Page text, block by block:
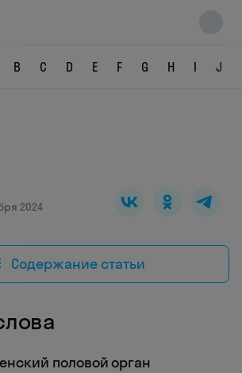
B C D E F G H I J
2024
Содержание статьи
половой орган